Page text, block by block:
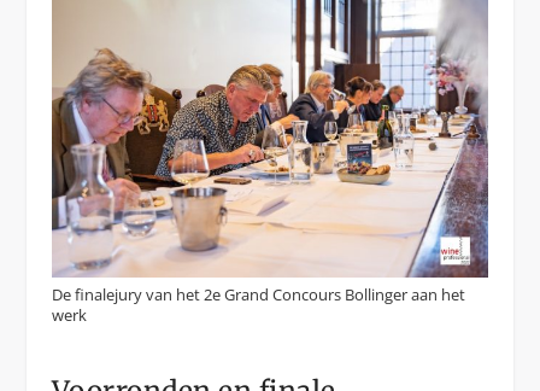
De finalejury van het 2e Grand Concours Bollinger aan het
werk